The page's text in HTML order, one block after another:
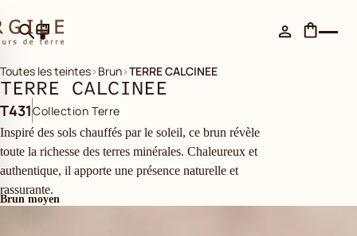
Toutes les teintes›Brun›TERRE CALCINEE
TERRE CALCINEE
T431Collection Terre
Inspiré des sols chauffés par le soleil, ce brun révèle
toute la richesse des terres minérales. Chaleureux et
authentique, il apporte une présence naturelle et
rassurante.
Brun moyen